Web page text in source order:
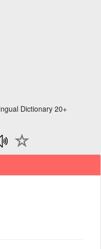
Dictionary 20+